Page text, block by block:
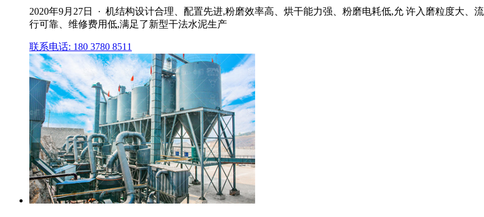
2020年9月27日 · 机结构设计合理、配置先进,粉磨效率高、烘干能力强、粉磨电耗低,允 许入磨粒度大
行可靠、维修费用低,满足了新型干法水泥生产
联系电话: 180 3780 8511